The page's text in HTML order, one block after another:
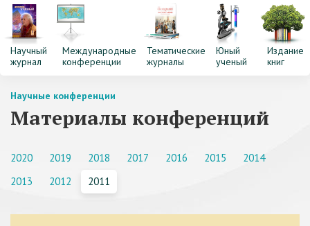
Научный
журнал
Международные
конференции
Тематические
журналы
Юный
ученый
Издание
книг
Научные конференции
Материалы конференций
2020 2019 2018 2017 2016 2015
2014
2013
2012 2011